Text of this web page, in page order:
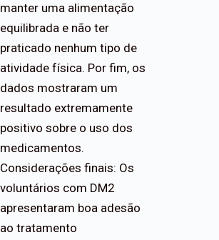
manter uma alimentação
equilibrada e não ter
praticado nenhum tipo de
atividade física. Por fim, os
dados mostraram um
resultado extremamente
positivo sobre o uso dos
medicamentos.
Considerações finais: Os
voluntários com DM2
apresentaram boa adesão
ao tratamento